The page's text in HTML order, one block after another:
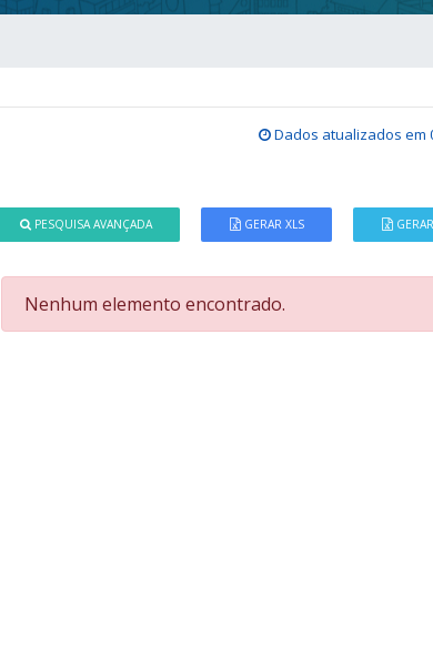
Dados atualizados em
PESQUISA AVANÇADA GERAR XLS
Nenhum elemento encontrado.